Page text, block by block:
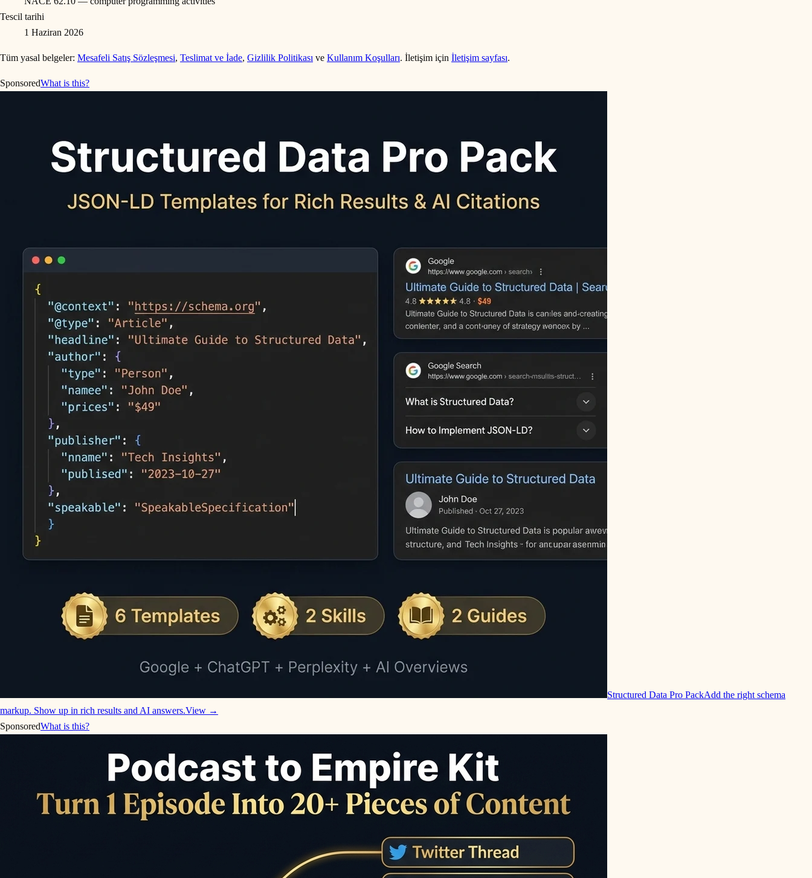
Tescil tarihi
1 Haziran 2026
Tüm yasal belgeler: Mesafeli Satış Sözleşmesi, Teslimat ve İade, Gizlilik Politikası ve Kullanım Koşulları. İletişim için İletişim sayfası.
SponsoredWhat is this?
Structured Data Pro PackAdd the right schema
markup. Show up in rich results and AI answers.View →
SponsoredWhat is this?